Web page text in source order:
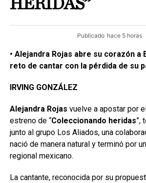
HERIDAS”
Publicado hace 5 horas
• Alejandra Rojas abre su corazón a
reto de cantar con la pérdida de su
IRVING GONZÁLEZ
Alejandra Rojas vuelve a apostar por
estreno de “Coleccionando heridas”,
junto al grupo Los Aliados, una
nació de manera natural y terminó por
regional mexicano.
La cantante, reconocida por su